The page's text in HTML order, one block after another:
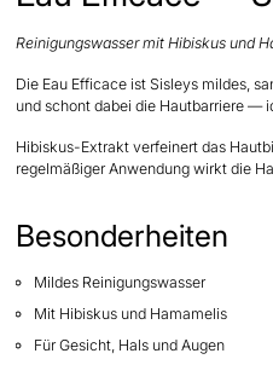
Reinigungswasser mit Hibiskus und
Die Eau Efficace ist Sisleys mildes,
und schont dabei die Hautbarriere —
Hibiskus-Extrakt verfeinert das
regelmäßiger Anwendung wirkt die
Besonderheiten
Mildes Reinigungswasser
Mit Hibiskus und Hamamelis
Für Gesicht, Hals und Augen